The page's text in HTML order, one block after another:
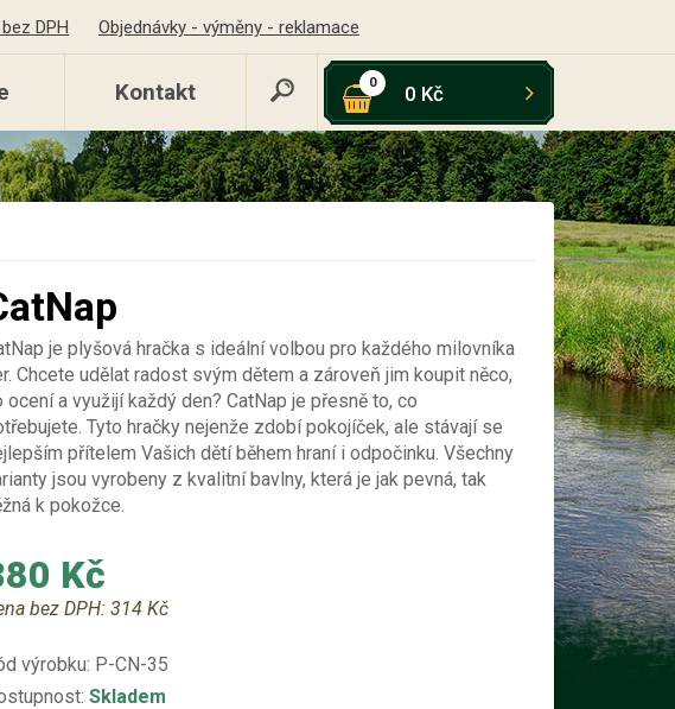
DPH Objednávky - výměny - reklamace
Kontakt 0 0 Kč
je plyšová hračka s ideální volbou pro každého milovníka
Chcete udělat radost svým dětem a zároveň jim koupit něco,
ocení a využijí každý den? CatNap je přesně to, co
Tyto hračky nejenže zdobí pokojíček, ale stávají se
přítelem Vašich dětí během hraní i odpočinku. Všechny
jsou vyrobeny z kvalitní bavlny, která je jak pevná, tak
k pokožce.
Kč
bez DPH: 314 Kč
výrobku: P-CN-35
Skladem